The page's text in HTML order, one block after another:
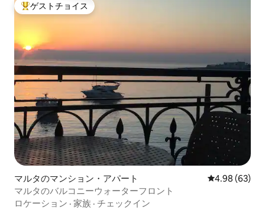
大好評のゲストチョイスです。
ゲストチョイス
マルタのマンション・アパート レビュー63
4.98 (63)
マルタのバルコニーウォーターフロント
ロケーション · 家族 · チェックイン